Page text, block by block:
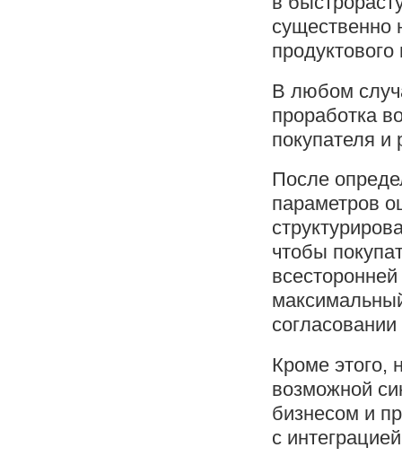
существенно
В любом
проработка
покупателя и
После
параметров
чтобы
Кроме этого,
возможной
бизнесом и
с